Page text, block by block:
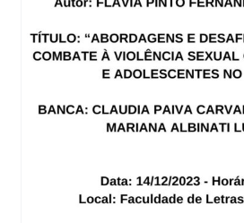
Eventos e Certificados
Comunicação
resultados